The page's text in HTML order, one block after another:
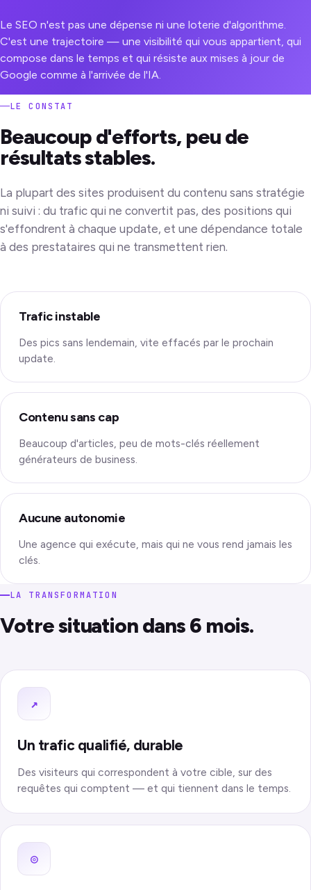
Le SEO n'est pas une dépense ni une loterie d'algorithme.
C'est une trajectoire — une visibilité qui vous appartient, qui
compose dans le temps et qui résiste aux mises à jour de
Google comme à l'arrivée de l'IA.
LE CONSTAT
Beaucoup d'efforts, peu de
résultats stables.
La plupart des sites produisent du contenu sans stratégie
ni suivi : du trafic qui ne convertit pas, des positions qui
s'effondrent à chaque update, et une dépendance totale
à des prestataires qui ne transmettent rien.
Trafic instable
Des pics sans lendemain, vite effacés par le prochain
update.
Contenu sans cap
Beaucoup d'articles, peu de mots-clés réellement
générateurs de business.
Aucune autonomie
Une agence qui exécute, mais qui ne vous rend jamais les
clés.
LA TRANSFORMATION
Votre situation dans 6 mois.
↗
Un trafic qualifié, durable
Des visiteurs qui correspondent à votre cible, sur des
requêtes qui comptent — et qui tiennent dans le temps.
◎